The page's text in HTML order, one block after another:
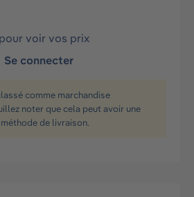
voir vos prix
Se connecter
comme marchandise
noter que cela peut avoir une
de livraison.